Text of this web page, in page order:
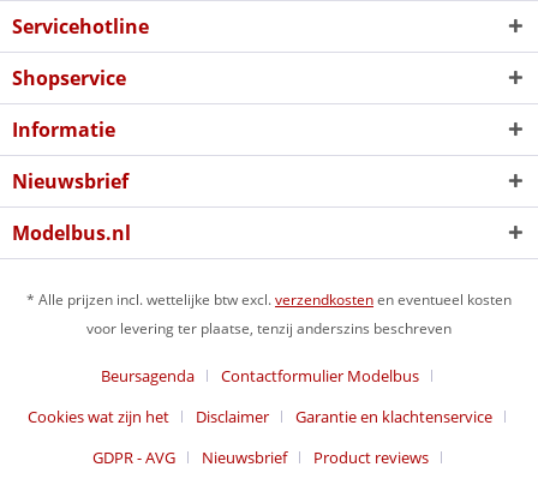
Servicehotline
Shopservice
Informatie
Nieuwsbrief
Modelbus.nl
* Alle prijzen incl. wettelijke btw excl.verzendkostenen eventueel kosten
voor levering ter plaatse, tenzij anderszins beschreven
Beursagenda
Contactformulier Modelbus
Cookies wat zijn het
Disclaimer
Garantie en klachtenservice
GDPR - AVG
Nieuwsbrief
Product reviews